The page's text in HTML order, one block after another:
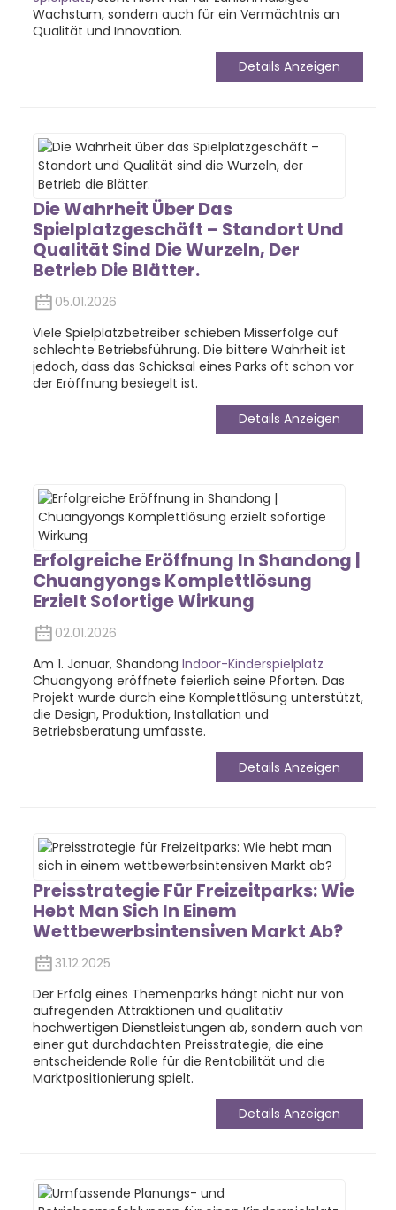
Wachstum, sondern auch für ein Vermächtnis an
Qualität und Innovation.
Details Anzeigen
Die Wahrheit Über Das
Spielplatzgeschäft – Standort Und
Qualität Sind Die Wurzeln, Der
Betrieb Die Blätter.
05.01.2026
Viele Spielplatzbetreiber schieben Misserfolge auf
schlechte Betriebsführung. Die bittere Wahrheit ist
jedoch, dass das Schicksal eines Parks oft schon vor
der Eröffnung besiegelt ist.
Details Anzeigen
Erfolgreiche Eröffnung In Shandong |
Chuangyongs Komplettlösung
Erzielt Sofortige Wirkung
02.01.2026
Am 1. Januar, Shandong Indoor-Kinderspielplatz
Chuangyong eröffnete feierlich seine Pforten. Das
Projekt wurde durch eine Komplettlösung unterstützt,
die Design, Produktion, Installation und
Betriebsberatung umfasste.
Details Anzeigen
Preisstrategie Für Freizeitparks: Wie
Hebt Man Sich In Einem
Wettbewerbsintensiven Markt Ab?
31.12.2025
Der Erfolg eines Themenparks hängt nicht nur von
aufregenden Attraktionen und qualitativ
hochwertigen Dienstleistungen ab, sondern auch von
einer gut durchdachten Preisstrategie, die eine
entscheidende Rolle für die Rentabilität und die
Marktpositionierung spielt.
Details Anzeigen